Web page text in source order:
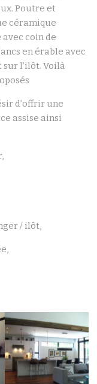
Poutre et
céramique
coin de
en érable avec
l’ilôt. Voilà
d’offrir une
assise ainsi
/ ilôt,